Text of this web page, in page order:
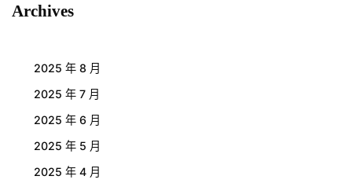
Archives
2025 年 8 月
2025 年 7 月
2025 年 6 月
2025 年 5 月
2025 年 4 月